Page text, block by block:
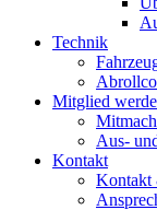
Technik
Mitglied
Aus-
Kontakt
Kontakt